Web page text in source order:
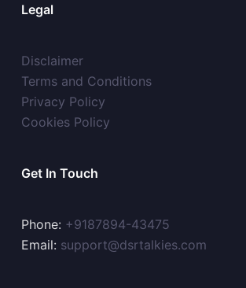
Legal
Disclaimer
Terms and Conditions
Privacy Policy
Cookies Policy
Get In Touch
Phone: +9187894-43475
Email: support@dsrtalkies.com